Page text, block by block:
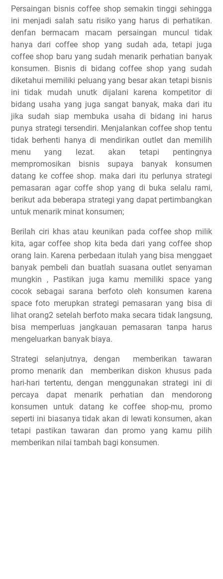
Persaingan bisnis coffee shop semakin tinggi sehingga
ini menjadi salah satu risiko yang harus di perhatikan.
denfan bermacam macam persaingan muncul tidak
hanya dari coffee shop yang sudah ada, tetapi juga
coffee shop baru yang sudah menarik perhatian banyak
konsumen. Bisnis di bidang coffee shop yang sudah
diketahui memiliki peluang yang besar akan tetapi bisnis
ini tidak mudah unutk dijalani karena kompetitor di
bidang usaha yang juga sangat banyak, maka dari itu
jika sudah siap membuka usaha di bidang ini harus
punya strategi tersendiri. Menjalankan coffee shop tentu
tidak berhenti hanya di mendirikan outlet dan memilih
menu yang lezat. akan tetapi pentingnya
mempromosikan bisnis supaya banyak konsumen
datang ke coffee shop. maka dari itu perlunya strategi
pemasaran agar coffe shop yang di buka selalu rami,
berikut ada beberapa strategi yang dapat pertimbangkan
untuk menarik minat konsumen;
Berilah ciri khas atau keunikan pada coffee shop milik
kita, agar coffee shop kita beda dari yang coffee shop
orang lain. Karena perbedaan itulah yang bisa menggaet
banyak pembeli dan buatlah suasana outlet senyaman
mungkin , Pastikan juga kamu memiliki space yang
cocok sebagai sarana berfoto oleh konsumen karena
space foto merupkan strategi pemasaran yang bisa di
lihat orang2 setelah berfoto maka secara tidak langsung,
bisa memperluas jangkauan pemasaran tanpa harus
mengeluarkan banyak biaya.
Strategi selanjutnya, dengan memberikan tawaran
promo menarik dan memberikan diskon khusus pada
hari-hari tertentu, dengan menggunakan strategi ini di
percaya dapat menarik perhatian dan mendorong
konsumen untuk datang ke coffee shop-mu, promo
seperti ini biasanya tidak akan di lewati konsumen, akan
tetapi pastikan tawaran dan promo yang kamu pilih
memberikan nilai tambah bagi konsumen.